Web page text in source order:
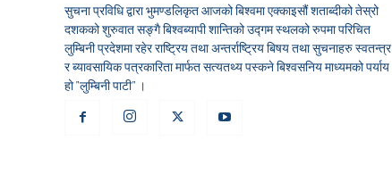
सुचना प्रविधि द्वारा भुमण्डलिकृत आजको बिश्वमा एक्काइसौं शताब्दीको तेस्रो
दशकको शुरुवात सङ्गै बिश्वब्यापी शान्तिको उद्गम स्थलको रुपमा परिचित
लुम्बिनी प्रदेशमा रहेर राष्ट्रिय तथा अन्तर्राष्ट्रिय बिषय तथा सुचनाहरु स्वतन्त्र
र ब्यावसायिक पत्रकारिता मार्फत सत्यतथ्य पस्कने बिश्वसनिय माध्यमको पर्याय
हो "लुम्बिनी पाटी" ।